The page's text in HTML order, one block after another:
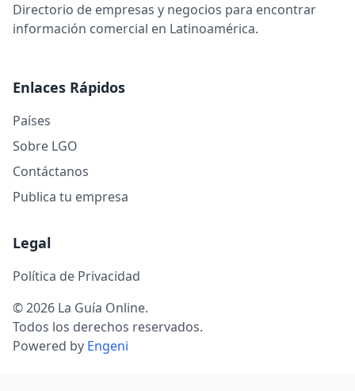
Directorio de empresas y negocios para encontrar
información comercial en Latinoamérica.
Enlaces Rápidos
Países
Sobre LGO
Contáctanos
Publica tu empresa
Legal
Política de Privacidad
© 2026 La Guía Online.
Todos los derechos reservados.
Powered by Engeni